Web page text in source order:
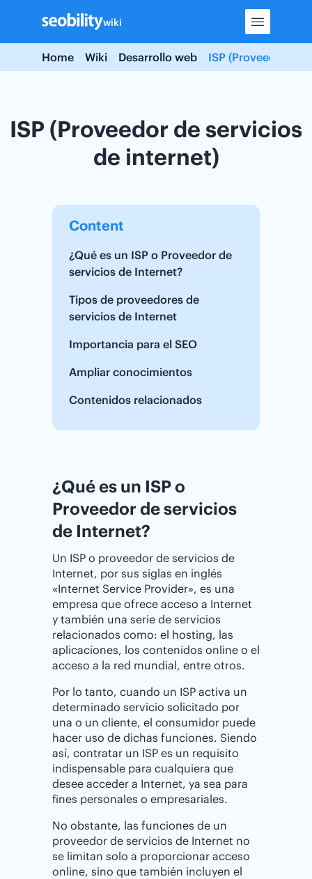
content
wiki
Home Wiki Desarrollo web ISP (Proveedor de
ISP (Proveedor de servicios
de internet)
Content
¿Qué es un ISP o Proveedor de
servicios de Internet?
Tipos de proveedores de
servicios de Internet
Importancia para el SEO
Ampliar conocimientos
Contenidos relacionados
¿Qué es un ISP o
Proveedor de servicios
de Internet?
Un ISP o proveedor de servicios de
Internet, por sus siglas en inglés
«Internet Service Provider», es una
empresa que ofrece acceso a Internet
y también una serie de servicios
relacionados como: el hosting, las
aplicaciones, los contenidos online o el
acceso a la red mundial, entre otros.
Por lo tanto, cuando un ISP activa un
determinado servicio solicitado por
una o un cliente, el consumidor puede
hacer uso de dichas funciones. Siendo
así, contratar un ISP es un requisito
indispensable para cualquiera que
desee acceder a Internet, ya sea para
fines personales o empresariales.
No obstante, las funciones de un
proveedor de servicios de Internet no
se limitan solo a proporcionar acceso
online, sino que también incluyen el